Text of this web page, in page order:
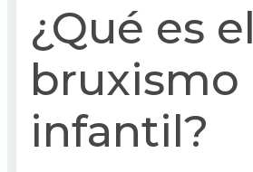
¿Qué es el
bruxismo
infantil?